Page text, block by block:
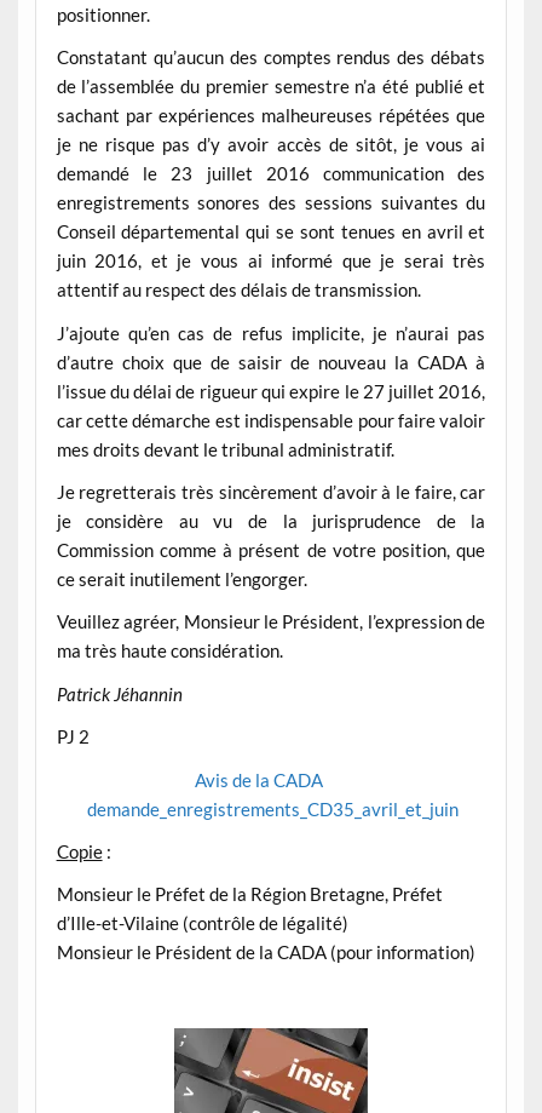
positionner.
Constatant qu’aucun des comptes rendus des débats
de l’assemblée du premier semestre n’a été publié et
sachant par expériences malheureuses répétées que
je ne risque pas d’y avoir accès de sitôt, je vous ai
demandé le 23 juillet 2016 communication des
enregistrements sonores des sessions suivantes du
Conseil départemental qui se sont tenues en avril et
juin 2016, et je vous ai informé que je serai très
attentif au respect des délais de transmission.
J’ajoute qu’en cas de refus implicite, je n’aurai pas
d’autre choix que de saisir de nouveau la CADA à
l’issue du délai de rigueur qui expire le 27 juillet 2016,
car cette démarche est indispensable pour faire valoir
mes droits devant le tribunal administratif.
Je regretterais très sincèrement d’avoir à le faire, car
je considère au vu de la jurisprudence de la
Commission comme à présent de votre position, que
ce serait inutilement l’engorger.
Veuillez agréer, Monsieur le Président, l’expression de
ma très haute considération.
Patrick Jéhannin
PJ 2
Avis de la CADA
demande_enregistrements_CD35_avril_et_juin
Copie:
Monsieur le Préfet de la Région Bretagne, Préfet
d’Ille-et-Vilaine (contrôle de légalité)
Monsieur le Président de la CADA (pour information)